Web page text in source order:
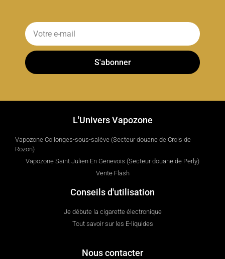
S'abonner
L'Univers Vapozone
Vapozone Collonges-sous-salève (Secteur douane de Crois de
Rozon)
Vapozone Saint Julien En Genevois (Secteur douane de Perly)
Vente Flash
Conseils d'utilisation
Je débute la cigarette électronique
Tout savoir sur les E-liquides
Nous contacter